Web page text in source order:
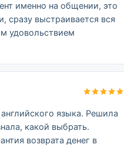
именно на общении, это
сразу выстраивается вся
удовольствием
языка. Решила
какой выбрать.
возврата денег в